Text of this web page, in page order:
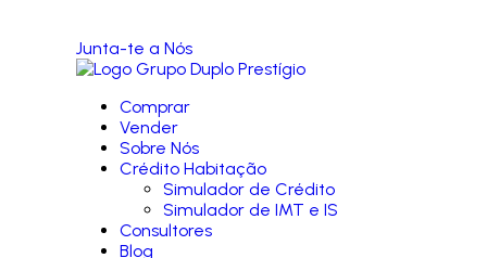
Junta-te a Nós
Comprar
Vender
Sobre Nós
Crédito Habitação
Simulador de Crédito
Simulador de IMT e IS
Consultores
Blog